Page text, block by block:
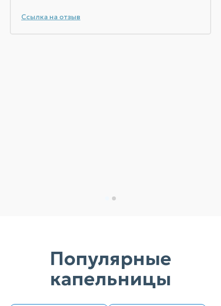
Ссылка на отзыв
Популярные
капельницы